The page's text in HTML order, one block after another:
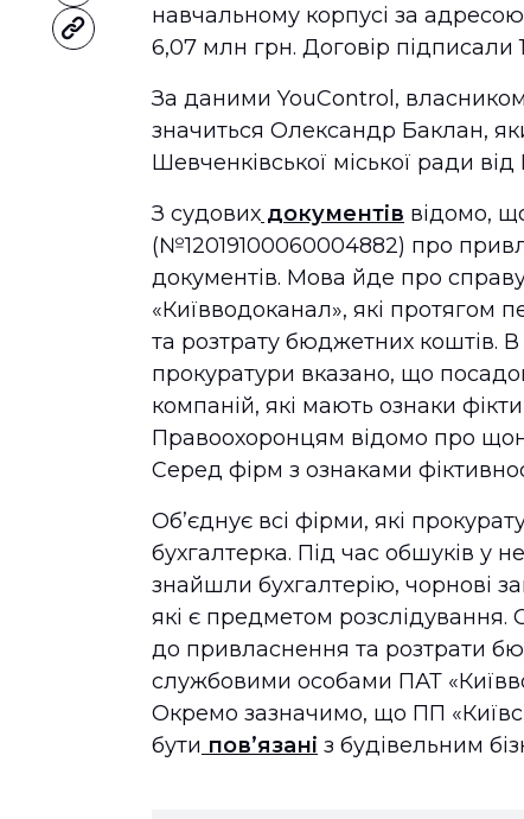
навчальному корпусі за
6,07 млн грн. Договір підписали
За даними YouControl,
значиться Олександр Баклан,
Шевченківської міської ради
З судових документів відомо,
(№12019100060004882) про
документів. Мова йде про
«Київводоканал», які протягом
та розтрату бюджетних коштів. В
прокуратури вказано, що
компаній, які мають ознаки
Правоохоронцям відомо про
Серед фірм з ознаками
Об’єднує всі фірми, які
бухгалтерка. Під час обшуків у
знайшли бухгалтерію, чорнові
які є предметом розслідування.
до привласнення та розтрати
службовими особами ПАТ
Окремо зазначимо, що ПП
бути пов’язані з будівельним